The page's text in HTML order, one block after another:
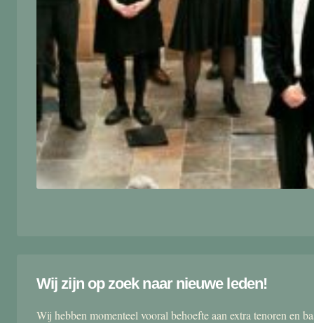
Wij zijn op zoek naar nieuwe leden!
Wij hebben momenteel vooral behoefte aan extra tenoren en